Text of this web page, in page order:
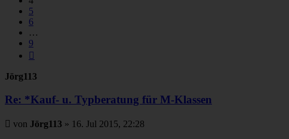
5
6
…
9
Jörg113
Re: *Kauf- u. Typberatung für M-Klassen
Beitrag
von Jörg113 » 16. Jul 2015, 22:28